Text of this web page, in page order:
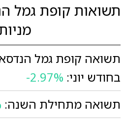
תשואות קופת גמל
תשואה קופת גמל
בחודש יוני: -2.97%
תשואה מתחילת השנה: